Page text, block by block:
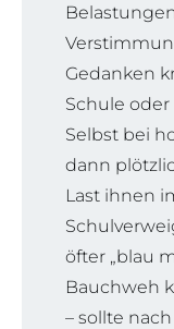
Gedanken
Schule
Selbst bei
dann
Last ihnen
öfter „blau
Bauchweh
– sollte